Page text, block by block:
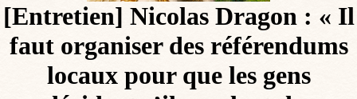
[Entretien] Nicolas Dragon : « Il
faut organiser des référendums
locaux pour que les gens